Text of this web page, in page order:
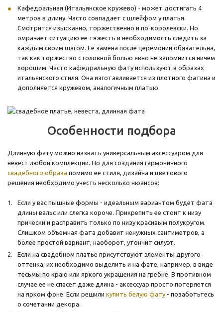
Кафедральная (Итальянское кружево) - может достигать 4
метров в длину. Часто совпадает с шлейфом у платья.
Смотрится изысканно, торжественно и по-королевски. Но
омрачает ситуацию ее тяжесть и необходимость следить за
каждым своим шагом. Ее замена после церемонии обязательна,
так как торжество с головной болью явно не запомнится ничем
хорошим. Часто кафедральную фату используют в образах
итальянского стиля. Она изготавливается из плотного фатина и
дополняется кружевом, аналогичным платью.
Особенности подбора
Длинную фату можно назвать универсальным аксессуаром для
невест любой комплекции. Но для создания гармоничного
свадебного образа помимо ее стиля, дизайна и цветового
решения необходимо учесть несколько нюансов:
Если у вас пышные формы - идеальным вариантом будет фата
длины вальс или слегка короче. Прикрепить ее стоит к низу
прически и расправить только по низу красивым полукругом.
Слишком объемная фата добавит ненужных сантиметров, а
более простой вариант, наоборот, утончит силуэт.
Если на свадебном платье присутствуют элементы другого
оттенка, их необходимо выделить и на фате, например, в виде
тесьмы по краю или яркого украшения на гребне. В противном
случае ее не спасет даже длина - аксессуар просто потеряется
на ярком фоне. Если решили купить белую фату - позаботьтесь
о сочетании декора.